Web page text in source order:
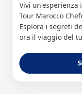
Vivi
Tour Marocco
Esplora i segreti
ora il viaggio del